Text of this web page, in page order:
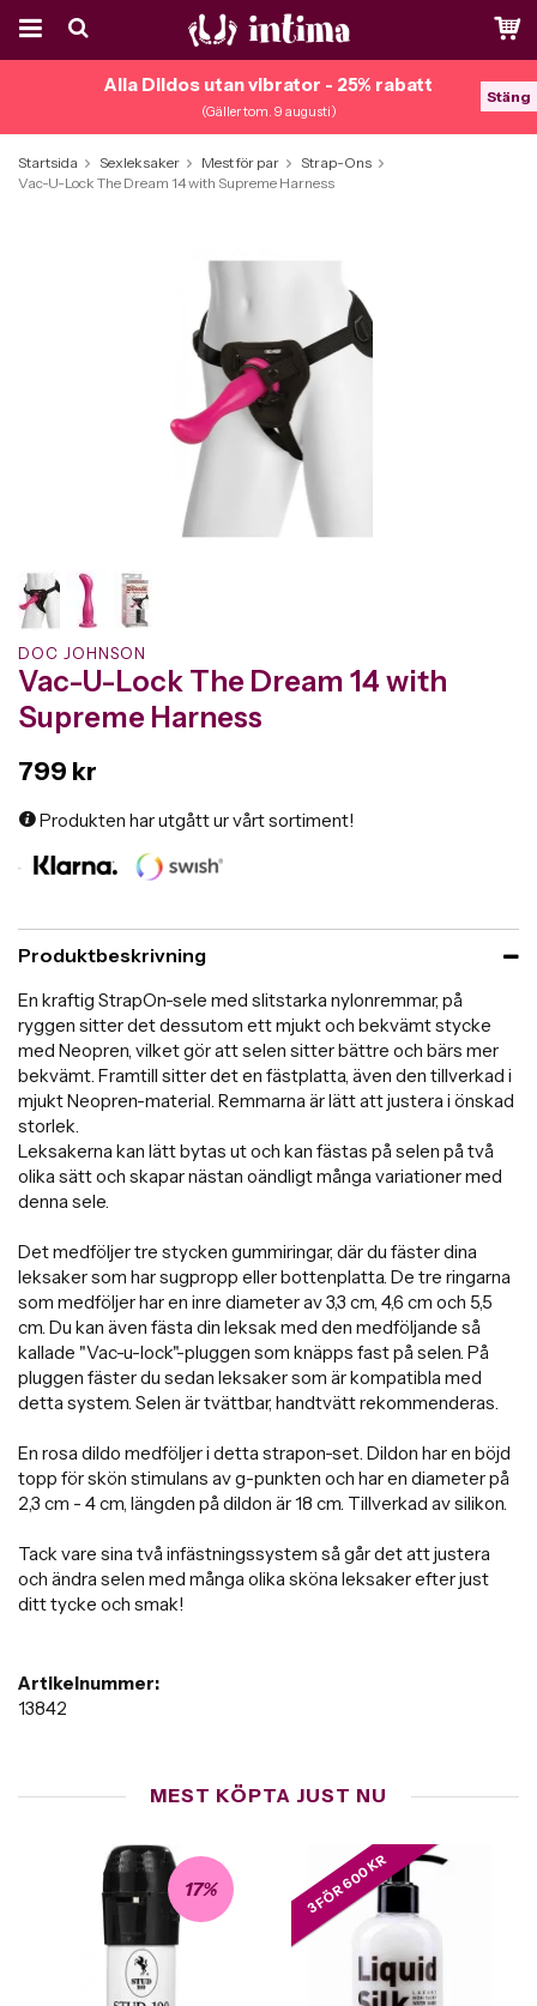
Alla Dildos utan vibrator - 25% rabatt
(Gäller tom. 9 augusti)
Stäng
Startsida Sexleksaker Mest för par
Strap-Ons
Vac-U-Lock The Dream 14 with Supreme Harness
DOC JOHNSON
Vac-U-Lock The Dream 14 with
Supreme Harness
799 kr
Produkten har utgått ur vårt sortiment!
Produktbeskrivning
En kraftig StrapOn-sele med slitstarka nylonremmar, på
ryggen sitter det dessutom ett mjukt och bekvämt stycke
med Neopren, vilket gör att selen sitter bättre och bärs mer
bekvämt. Framtill sitter det en fästplatta, även den tillverkad i
mjukt Neopren-material. Remmarna är lätt att justera i önskad
storlek.
Leksakerna kan lätt bytas ut och kan fästas på selen på två
olika sätt och skapar nästan oändligt många variationer med
denna sele.
Det medföljer tre stycken gummiringar, där du fäster dina
leksaker som har sugpropp eller bottenplatta. De tre ringarna
som medföljer har en inre diameter av 3,3 cm, 4,6 cm och 5,5
cm. Du kan även fästa din leksak med den medföljande så
kallade "Vac-u-lock"-pluggen som knäpps fast på selen. På
pluggen fäster du sedan leksaker som är kompatibla med
detta system. Selen är tvättbar, handtvätt rekommenderas.
En rosa dildo medföljer i detta strapon-set. Dildon har en böjd
topp för skön stimulans av g-punkten och har en diameter på
2,3 cm - 4 cm, längden på dildon är 18 cm. Tillverkad av silikon.
Tack vare sina två infästningssystem så går det att justera
och ändra selen med många olika sköna leksaker efter just
ditt tycke och smak!
Artikelnummer:
13842
MEST KÖPTA JUST NU
17% 3 FÖR 600 KR